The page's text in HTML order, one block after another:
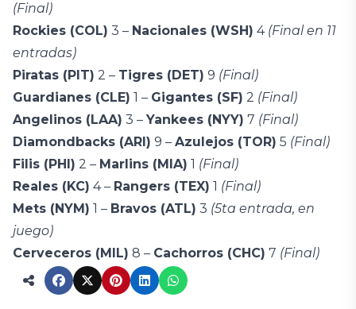
(Final)
Rockies (COL) 3 – Nacionales (WSH) 4 (Final en 11
entradas)
Piratas (PIT) 2 – Tigres (DET) 9 (Final)
Guardianes (CLE) 1 – Gigantes (SF) 2 (Final)
Angelinos (LAA) 3 – Yankees (NYY) 7 (Final)
Diamondbacks (ARI) 9 – Azulejos (TOR) 5 (Final)
Filis (PHI) 2 – Marlins (MIA) 1 (Final)
Reales (KC) 4 – Rangers (TEX) 1 (Final)
Mets (NYM) 1 – Bravos (ATL) 3 (5ta entrada, en
juego)
Cerveceros (MIL) 8 – Cachorros (CHC) 7 (Final)